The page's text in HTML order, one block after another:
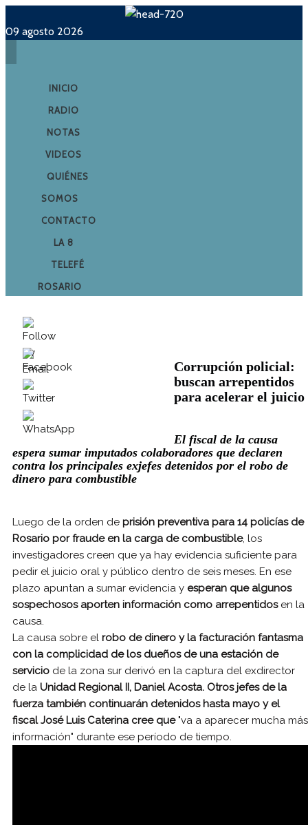
09 agosto 2026
INICIO
RADIO
NOTAS
VIDEOS
QUIÉNES
SOMOS
CONTACTO
LA 8
TELEFÉ
ROSARIO
Corrupción policial:
buscan arrepentidos
para acelerar el juicio
El fiscal de la causa
espera sumar imputados colaboradores que declaren
contra los principales exjefes detenidos por el robo de
dinero para combustible
Luego de la orden de prisión preventiva para 14 policías de
Rosario por fraude en la carga de combustible, los
investigadores creen que ya hay evidencia suficiente para
pedir el juicio oral y público dentro de seis meses. En ese
plazo apuntan a sumar evidencia y esperan que algunos
sospechosos aporten información como arrepentidosen la
causa.
La causa sobre el robo de dinero y la facturación fantasma
con la complicidad de los dueños de una estación de
servicio de la zona sur derivó en la captura del exdirector
de la Unidad Regional II, Daniel Acosta. Otros jefes de la
fuerza también continuarán detenidos hasta mayo y el
fiscal José Luis Caterina cree que"va a aparecer mucha más
información" durante ese período de tiempo.